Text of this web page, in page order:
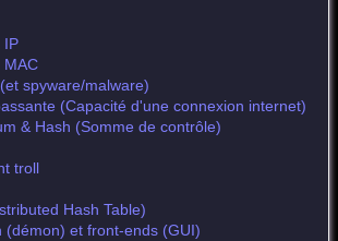
IP
MAC
spyware/malware)
(Capacité d'une connexion internet)
& Hash (Somme de contrôle)
troll
Hash Table)
(démon) et front-ends (GUI)